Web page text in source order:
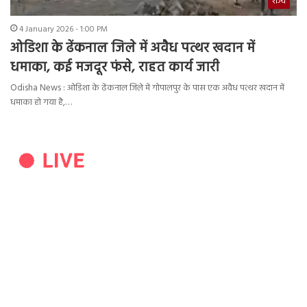
4 January 2026 - 1:00 PM
ओडिशा के ढेंकनाल जिले में अवैध पत्थर खदान में
धमाका, कई मजदूर फंसे, राहत कार्य जारी
Odisha News : ओडिशा के ढेंकनाल जिले में गोपालपुर के पास एक अवैध पत्थर खदान में
धमाका हो गया है,…